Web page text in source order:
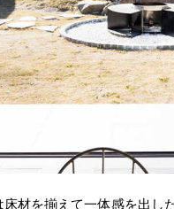
材を揃えて一体感を出し